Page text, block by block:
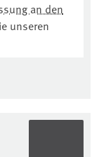
an den
unseren